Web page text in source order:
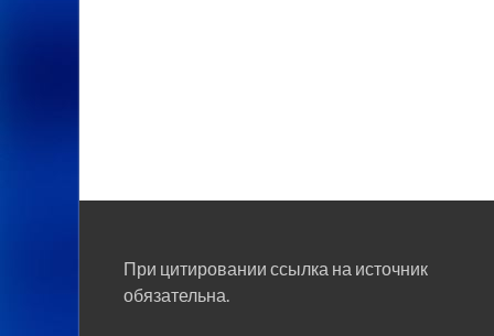
При цитировании ссылка на источник
обязательна.